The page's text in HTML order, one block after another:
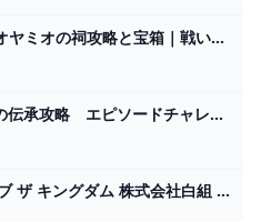
【ティアキン】オヤミオの祠攻略と宝箱｜戦いの教え 投げの極意【ゼルダの伝説ティアーズオブザキングダム】
【ティアキン】始まりの空島の伝承攻略 エピソードチャレンジ（フルテロップ） - YouTube
ゼルダの伝説 ティアーズ オブ ザ キングダム 株式会社白組 OFFICIAL WEBSITE